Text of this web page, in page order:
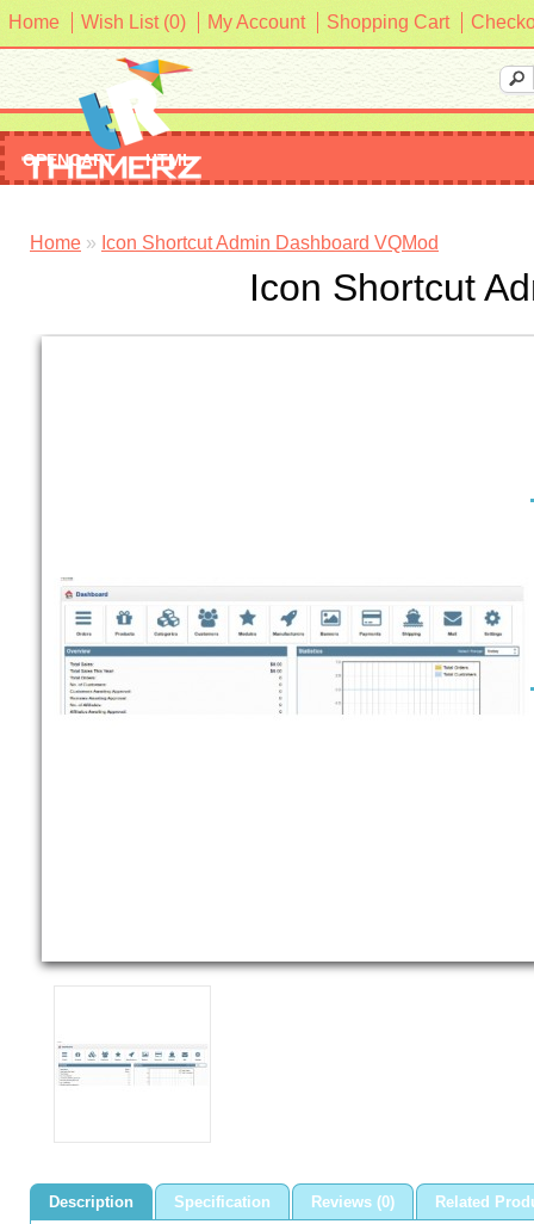
Home Wish List (0) My Account Shopping Cart
OPENCART HTML
Home » Icon Shortcut Admin Dashboard VQMod
Icon Shortcut
Description Specification Reviews (0) Related